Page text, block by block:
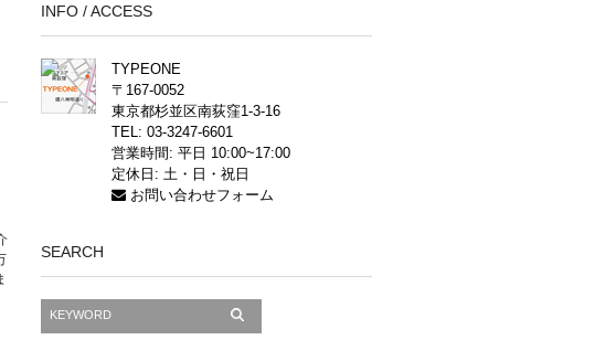
INFO / ACCESS
TYPEONE
〒167-0052
東京都杉並区南荻窪1-3-16
TEL: 03-3247-6601
営業時間: 平日 10:00~17:00
定休日: 土・日・祝日
お問い合わせフォーム
SEARCH